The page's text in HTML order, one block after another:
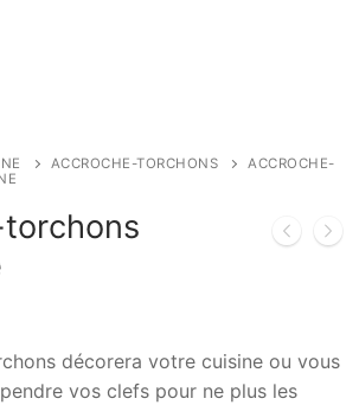
ACCROCHE-TORCHONS
ACCROCHE-
décorera votre cuisine ou vous
vos clefs pour ne plus les